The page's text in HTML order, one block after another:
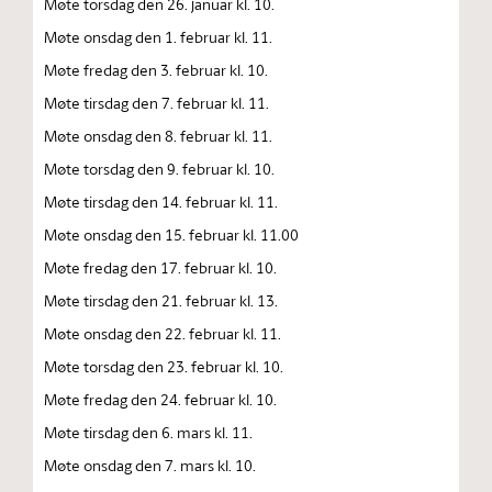
Møte onsdag den 1. februar kl. 11.
Møte fredag den 3. februar kl. 10.
Møte tirsdag den 7. februar kl. 11.
Møte onsdag den 8. februar kl. 11.
Møte torsdag den 9. februar kl. 10.
Møte tirsdag den 14. februar kl. 11.
Møte onsdag den 15. februar kl. 11.00
Møte fredag den 17. februar kl. 10.
Møte tirsdag den 21. februar kl. 13.
Møte onsdag den 22. februar kl. 11.
Møte torsdag den 23. februar kl. 10.
Møte fredag den 24. februar kl. 10.
Møte tirsdag den 6. mars kl. 11.
Møte onsdag den 7. mars kl. 10.